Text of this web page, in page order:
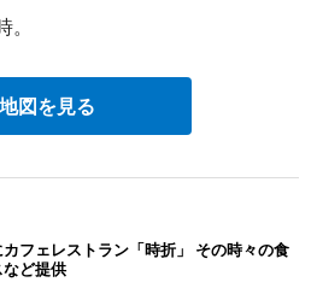
地図を見る
フェレストラン「時折」 その時々の食
ど提供